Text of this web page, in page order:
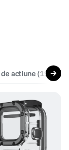
actiune(19 )